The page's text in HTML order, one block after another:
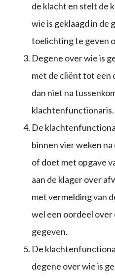
de klacht en stelt de
wie is geklaagd in de
toelichting te geven
Degene over wie is
met de cliënt tot een
dan niet na
klachtenfunctionaris.
De
binnen vier weken
of doet met opgave
aan de klager over
met vermelding van
wel een oordeel
gegeven.
De
degene over wie is